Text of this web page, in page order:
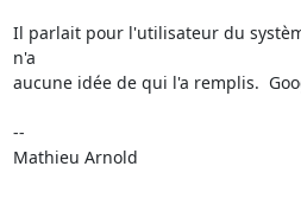
Il parlait pour l'utilisateur du
n'a
aucune idée de qui l'a remplis.
--
Mathieu Arnold